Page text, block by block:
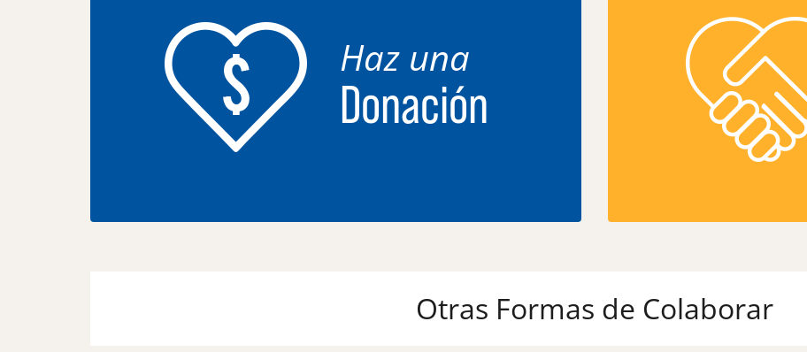
Haz una
Donación
Otras Formas de Colaborar